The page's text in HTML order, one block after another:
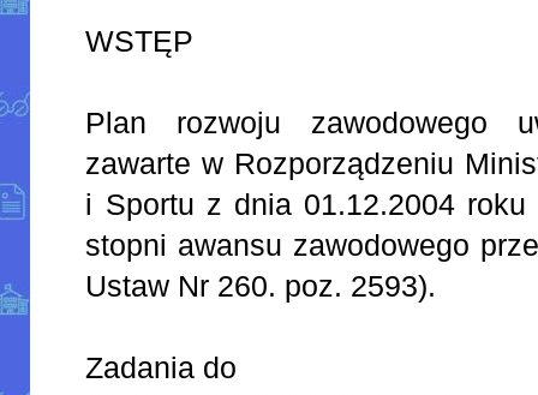
WSTĘP
Plan rozwoju zawodowego
zawarte w Rozporządzeniu
i Sportu z dnia 01.12.2004
stopni awansu zawodowego
Ustaw Nr 260. poz. 2593).
Zadania do